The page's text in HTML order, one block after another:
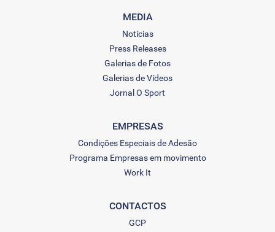
MEDIA
Notícias
Press Releases
Galerias de Fotos
Galerias de Vídeos
Jornal O Sport
EMPRESAS
Condições Especiais de Adesão
Programa Empresas em movimento
Work It
CONTACTOS
GCP